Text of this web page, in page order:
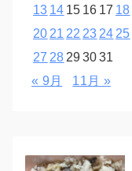
13 14 15 16 17 18
20 21 22 23 24 25
27 28 293031
« 9月
11月 »